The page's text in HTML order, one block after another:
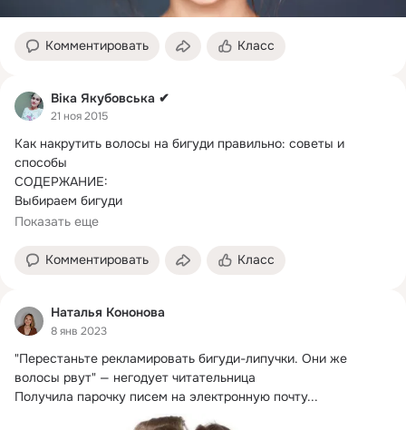
Комментировать Класс
Віка Якубовська ✔
21 ноя 2015
Как накрутить волосы на бигуди правильно: советы и
способы
СОДЕРЖАНИЕ:
Выбираем бигуди
Основные принципы накручивания волос на бигуди
Показать еще
Комментировать Класс
Наталья Кононова
8 янв 2023
"Перестаньте рекламировать бигуди-липучки. Они же
волосы рвут" — негодует читательница
Получила парочку писем на электронную почту...